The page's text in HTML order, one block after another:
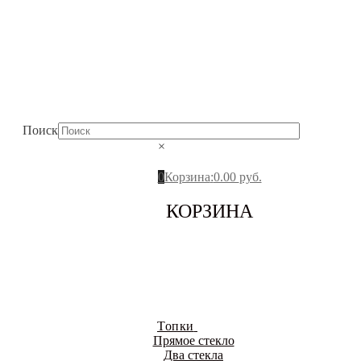
Поиск
×
0Корзина:0.00 руб.
КОРЗИНА
Топки
Прямое стекло
Два стекла